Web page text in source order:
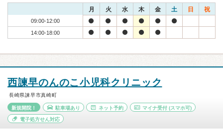
月 火 水 木 金 土 日 祝
09:00-12:00
14:00-18:00
西諫早のんのこ小児科クリニック
長崎県諫早市真崎町
新規開院！ 駐車場あり ネット予約 マイナ受付 (スマホ可)
電子処方せん対応